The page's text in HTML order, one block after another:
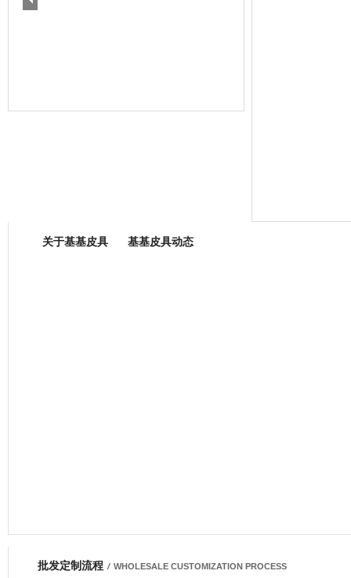
网商会会员
关于基基皮具 基基皮具动态
批发定制流程 / WHOLESALE CUSTOMIZATION PROCESS